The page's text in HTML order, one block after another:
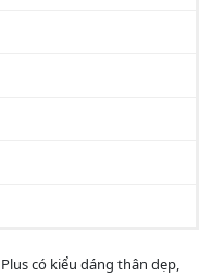
có kiểu dáng thân dẹp,